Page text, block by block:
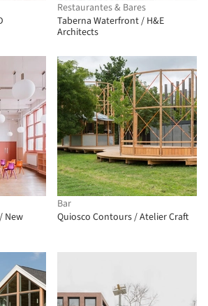
Restaurantes & Bares
Taberna Waterfront / H&E
Architects
New
Bar
Quiosco Contours / Atelier Craft